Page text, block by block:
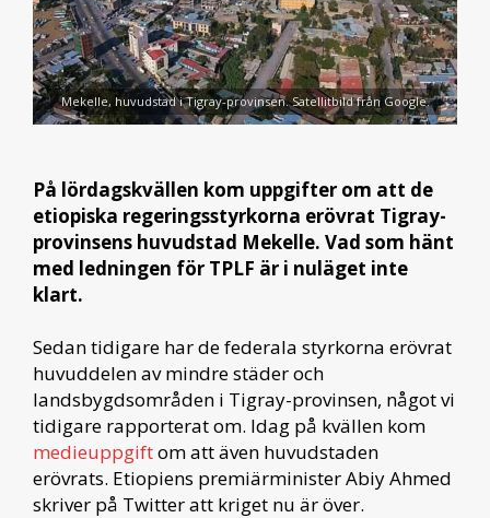
Mekelle, huvudstad i Tigray-provinsen. Satellitbild från Google.
På lördagskvällen kom uppgifter om att de
etiopiska regeringsstyrkorna erövrat Tigray-
provinsens huvudstad Mekelle. Vad som hänt
med ledningen för TPLF är i nuläget inte
klart.
Sedan tidigare har de federala styrkorna erövrat
huvuddelen av mindre städer och
landsbygdsområden i Tigray-provinsen, något vi
tidigare rapporterat om. Idag på kvällen kom
medieuppgiftom att även huvudstaden
erövrats. Etiopiens premiärminister Abiy Ahmed
skriver på Twitter att kriget nu är över.